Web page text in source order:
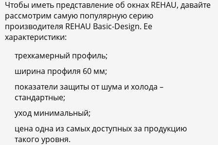
Чтобы иметь представление об окнах REHAU, давайте
рассмотрим самую популярную серию
производителя REHAU Basic-Design. Ее
характеристики:
трехкамерный профиль;
ширина профиля 60 мм;
показатели защиты от шума и холода –
стандартные;
уход минимальный;
цена одна из самых доступных за продукцию
такого уровня.